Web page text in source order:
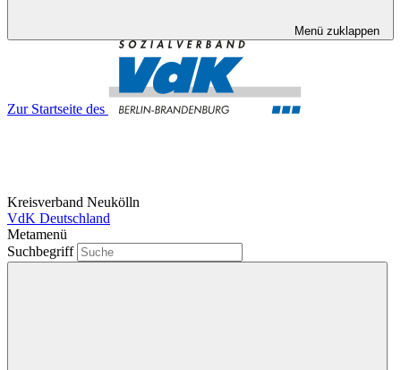
Menü zuklappen
Zur Startseite des
Kreisverband Neukölln
VdK Deutschland
Metamenü
Suchbegriff